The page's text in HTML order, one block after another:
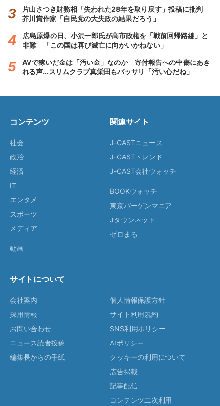
片山さつき財務相「失われた28年を取り戻す」投稿に批判
芥川賞作家「自民党の大失政の結果だろう」
広島原爆の日、小沢一郎氏が高市政権を「戦前回帰路線」と
非難 「この国は再び滅亡に向かいかねない」
AVで稼いだ金は「汚い金」なのか 寄付報告への中傷にあき
れる声...スリムクラブ真栄田もバッサリ「汚い心だね」
コンテンツ
社会
政治
経済
IT
エンタメ
スポーツ
メディア
動画
関連サイト
J-CASTニュース
J-CASTトレンド
J-CAST会社ウォッチ
BOOKウォッチ
東京バーゲンマニア
Jタウンネット
ゼロまる
サイトについて
会社案内
採用情報
お問い合わせ
ニュース読者投稿
編集長からの手紙
個人情報保護方針
サイト利用規約
SNS利用ポリシー
AIポリシー
クッキーの利用について
広告掲載
記事配信
コンテンツ二次利用